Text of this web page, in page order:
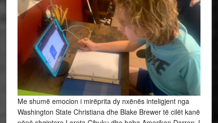
Me shumë emocion i mirëprita dy nxënës inteligjent nga
Washington State Christiana dhe Blake Brewer të cilët kanë